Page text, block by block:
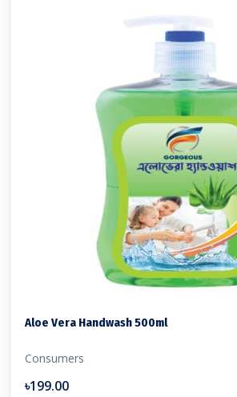
Aloe Vera Handwash 500ml
Consumers
৳199.00